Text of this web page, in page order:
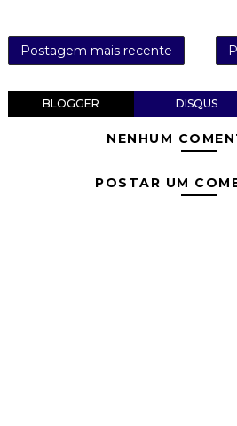
Postagem mais recente
BLOGGER DISQUS
NENHUM
POSTAR UM